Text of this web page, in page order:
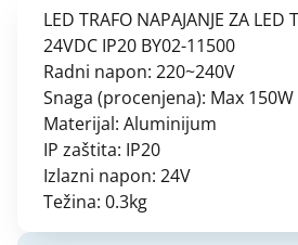
- sobni
- štapni
lux - elektroinstalacioni
lux - interio modularni program
lux - mikro prekidači i
lux - og lux prekidači i
LED TRAFO NAPAJANJE ZA LED
24VDC IP20 BY02-11500
Radni napon: 220~240V
Snaga (procenjena): Max 150W
Materijal: Aluminijum
IP zaštita: IP20
Izlazni napon: 24V
Težina: 0.3kg